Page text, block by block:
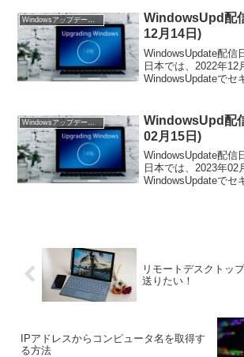
い」「パソコンが重
Windowsアップデート配信予定
WindowsUpd配
12月14日)
WindowsUpdate配信
日本では、2022年12
WindowsUpdateでセ
い」「パソコンが重
WindowsUpd配
02月15日)
WindowsUpdate配信
日本では、2023年02
WindowsUpdateでセ
リモートデスクトッ
送りたい！
IPアドレスからコンピュータ名を取得す
る方法